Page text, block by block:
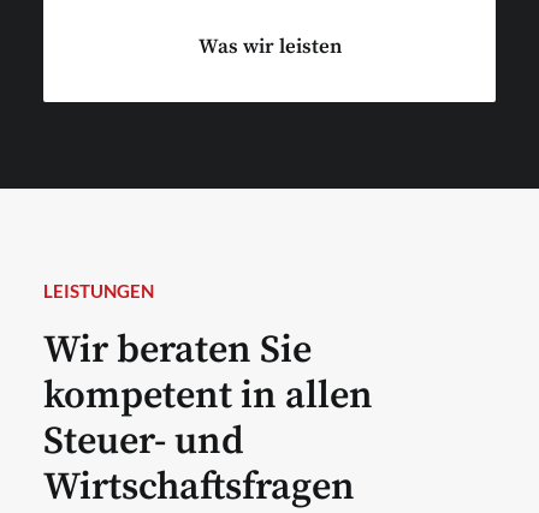
Was wir leisten
LEISTUNGEN
Wir beraten Sie
kompetent in allen
Steuer- und
Wirtschaftsfragen